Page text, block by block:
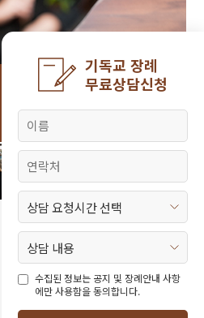
기독교 장례
무료상담신청
수집된 정보는 공지 및 장례안내 사항
에만 사용함을 동의합니다.